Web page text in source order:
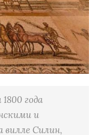
года
и
вилле Силин,